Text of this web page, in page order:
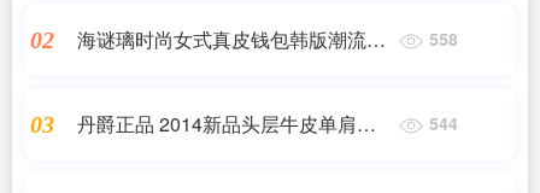
02
海谜璃时尚女式真皮钱包韩版潮流撞
558
03
丹爵正品 2014新品头层牛皮单肩包
544